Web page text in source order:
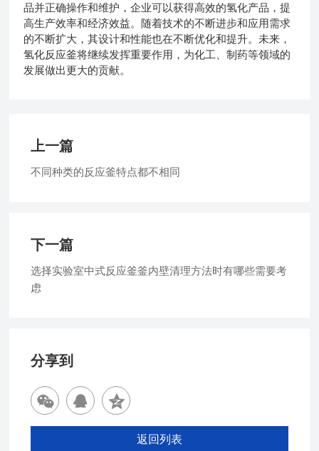
品并正确操作和维护，企业可以获得高效的氢化产品，提
高生产效率和经济效益。随着技术的不断进步和应用需求
的不断扩大，其设计和性能也在不断优化和提升。未来，
氢化反应釜将继续发挥重要作用，为化工、制药等领域的
发展做出更大的贡献。
上一篇
不同种类的反应釜特点都不相同
下一篇
选择实验室中式反应釜釜内壁清理方法时有哪些需要考
虑
分享到
返回列表